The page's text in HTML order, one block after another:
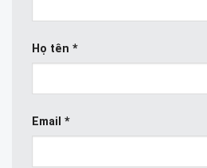
Họ tên *
Email *